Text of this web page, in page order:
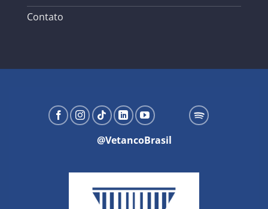
Contato
@VetancoBrasil